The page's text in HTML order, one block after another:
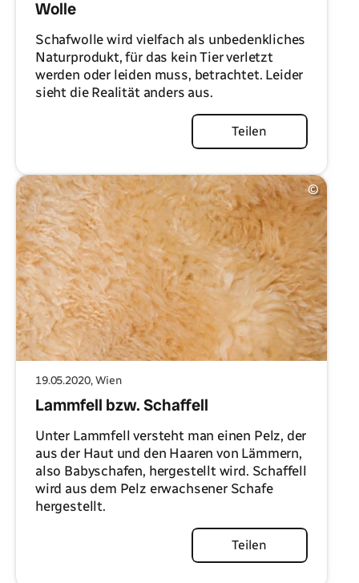
Wolle
Schafwolle wird vielfach als unbedenkliches
Naturprodukt, für das kein Tier verletzt
werden oder leiden muss, betrachtet. Leider
sieht die Realität anders aus.
Teilen
©
19.05.2020, Wien
Lammfell bzw. Schaffell
Unter Lammfell versteht man einen Pelz, der
aus der Haut und den Haaren von Lämmern,
also Babyschafen, hergestellt wird. Schaffell
wird aus dem Pelz erwachsener Schafe
hergestellt.
Teilen